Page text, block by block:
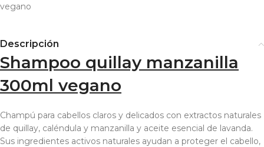
vegano
Descripción
Shampoo quillay manzanilla
300ml vegano
Champú para cabellos claros y delicados con extractos naturales
de quillay, caléndula y manzanilla y aceite esencial de lavanda.
Sus ingredientes activos naturales ayudan a proteger el cabello,